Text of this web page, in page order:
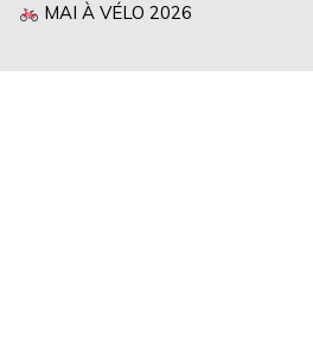
MAI À VÉLO 2026